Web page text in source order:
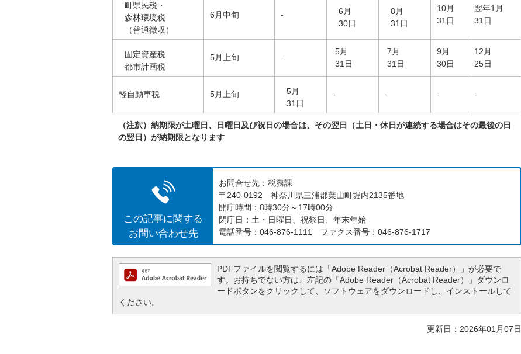
町県民税・
森林環境税
（普通徴収）
6月中旬 -
6月
30日
8月
31日
10月
31日
翌年1月
31日
固定資産税
都市計画税
5月上旬 -
5月
31日
7月
31日
9月
30日
12月
25日
軽自動車税 5月上旬
5月
31日
- - - -
（注釈）納期限が土曜日、日曜日及び祝日の場合は、その翌日（土日・休日が連続する場合はその最後の日
の翌日）が納期限となります
この記事に関する
お問い合わせ先
お問合せ先：税務課
〒240-0192 神奈川県三浦郡葉山町堀内2135番地
開庁時間：8時30分～17時00分
閉庁日：土・日曜日、祝祭日、年末年始
電話番号：046-876-1111 ファクス番号：046-876-1717
PDFファイルを閲覧するには「Adobe Reader（Acrobat Reader）」が必要で
す。お持ちでない方は、左記の「Adobe Reader（Acrobat Reader）」ダウンロ
ードボタンをクリックして、ソフトウェアをダウンロードし、インストールして
ください。
更新日：2026年01月07日